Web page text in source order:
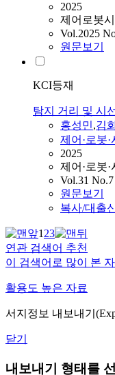
2025
제어로봇
Vol.2025
원문보기
KCI등재
탐지 거리 및 시
홍성민,김
제어·로봇
2025
제어·로봇
Vol.31 No.7
원문보기
복사/대출
123
연관 검색어 추천
이 검색어로 많이 본
활용도 높은 자료
서지정보 내보내기
닫기
내보내기 형태를